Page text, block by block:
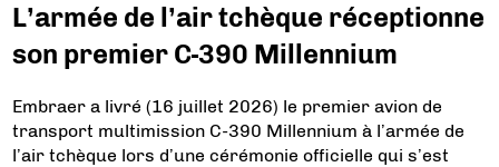
L’armée de l’air tchèque réceptionne
son premier C-390 Millennium
Embraer a livré (16 juillet 2026) le premier avion de
transport multimission C-390 Millennium à l’armée de
l’air tchèque lors d’une cérémonie officielle qui s’est